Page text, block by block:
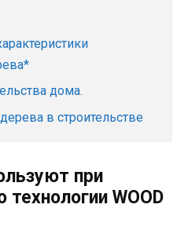
дома.
в строительстве
при
WOOD